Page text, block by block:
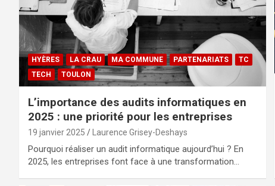
HYÈRES LA CRAU MA COMMUNE PARTENARIATS
TC
TECH
TOULON
L’importance des audits informatiques en
2025 : une priorité pour les entreprises
19 janvier 2025 Laurence Grisey-Deshays
Pourquoi réaliser un audit informatique aujourd’hui ? En
2025, les entreprises font face à une transformation…